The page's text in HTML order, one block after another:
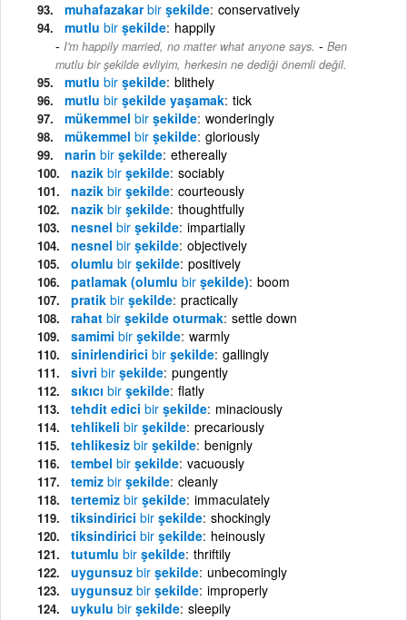
muhafazakarbir şekilde conservatively
mutlu bir şekilde happily
I'm happily married, no matter what anyone says. - Ben
mutlu bir şekilde evliyim, herkesin ne dediği önemli değil.
mutlu bir şekilde blithely
mutlu bir şekilde yaşamak tick
mükemmel bir şekilde wonderingly
mükemmel bir şekilde gloriously
narin bir şekilde ethereally
nazik bir şekilde sociably
nazik bir şekilde courteously
nazik bir şekilde thoughtfully
nesnel bir şekilde impartially
nesnel bir şekilde objectively
olumlu bir şekilde positively
patlamak (olumlu bir şekilde) boom
pratik bir şekilde practically
rahat bir şekilde oturmak settle down
samimi bir şekilde warmly
sinirlendirici bir şekilde gallingly
sivri bir şekilde pungently
sıkıcı bir şekilde flatly
tehdit edici bir şekilde minaciously
tehlikeli bir şekilde precariously
tehlikesiz bir şekilde benignly
tembel bir şekilde vacuously
temiz bir şekilde cleanly
tertemiz bir şekilde immaculately
tiksindirici bir şekilde shockingly
tiksindirici bir şekilde heinously
tutumlu bir şekilde thriftily
uygunsuz bir şekilde unbecomingly
uygunsuz bir şekilde improperly
uykulu bir şekilde sleepily